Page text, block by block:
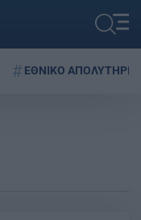
ΕΘΝΙΚΟ ΑΠΟΛΥΤΗΡΙΟ